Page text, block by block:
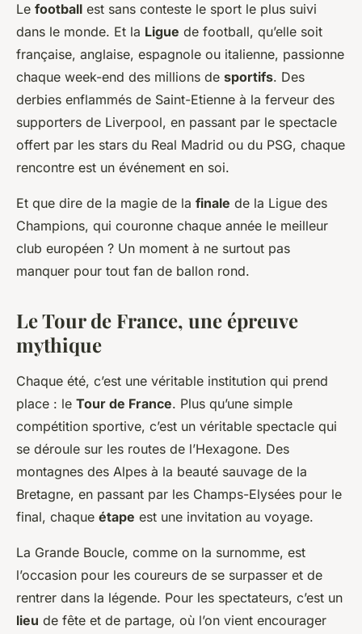
Le football est sans conteste le sport le plus suivi
dans le monde. Et la Ligue de football, qu’elle soit
française, anglaise, espagnole ou italienne, passionne
chaque week-end des millions de sportifs. Des
derbies enflammés de Saint-Etienne à la ferveur des
supporters de Liverpool, en passant par le spectacle
offert par les stars du Real Madrid ou du PSG, chaque
rencontre est un événement en soi.
Et que dire de la magie de la finale de la Ligue des
Champions, qui couronne chaque année le meilleur
club européen ? Un moment à ne surtout pas
manquer pour tout fan de ballon rond.
Le Tour de France, une épreuve
mythique
Chaque été, c’est une véritable institution qui prend
place : le Tour de France. Plus qu’une simple
compétition sportive, c’est un véritable spectacle qui
se déroule sur les routes de l’Hexagone. Des
montagnes des Alpes à la beauté sauvage de la
Bretagne, en passant par les Champs-Elysées pour le
final, chaque étape est une invitation au voyage.
La Grande Boucle, comme on la surnomme, est
l’occasion pour les coureurs de se surpasser et de
rentrer dans la légende. Pour les spectateurs, c’est un
lieu de fête et de partage, où l’on vient encourager